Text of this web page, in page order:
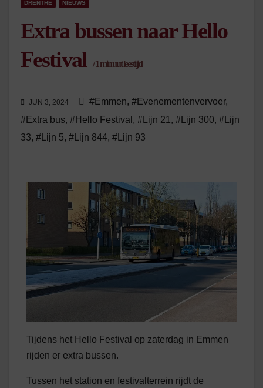
DRENTHE NIEUWS
Extra bussen naar Hello
Festival /1 minuut leestijd
JUN 3, 2024 #Emmen, #Evenementenvervoer,
#Extra bus, #Hello Festival , #Lijn 21 , #Lijn 300, #Lijn
33, #Lijn 5, #Lijn 844, #Lijn 93
Tijdens het Hello Festival op zaterdag in Emmen
rijden er extra bussen.
Tussen het station en festivalterrein rijdt de